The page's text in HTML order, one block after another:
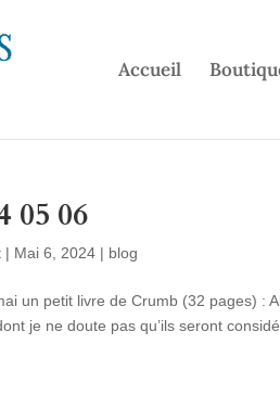
Accueil
05 06
| Mai 6, 2024| blog
un petit livre de Crumb (32 pages) :
je ne doute pas qu’ils seront